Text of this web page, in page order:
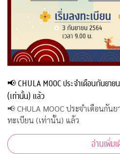
📢 CHULA MOOC ประจำเดือนกันยา
(เท่านั้น) แล้ว
📢 CHULA MOOC ประจำเดือนกั
ทะเบียน (เท่านั้น) แล้ว
อ่านเพิ่ม